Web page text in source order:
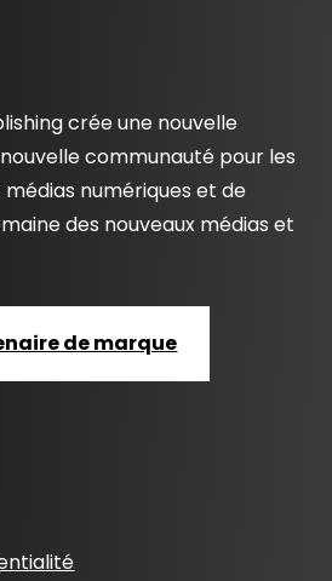
crée une nouvelle
communauté pour les
numériques et de
des nouveaux médias et
de marque